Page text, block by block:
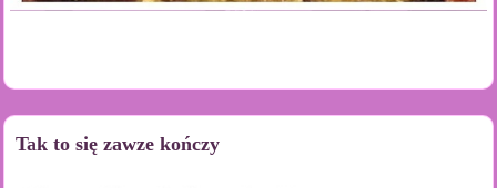
Tak to się zawze kończy